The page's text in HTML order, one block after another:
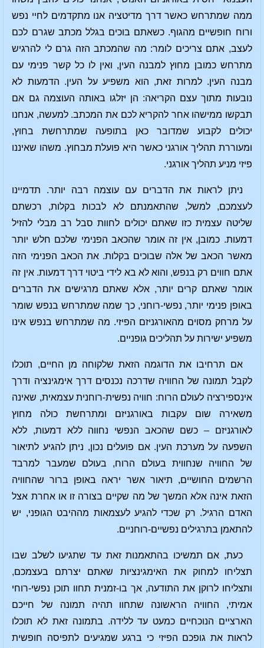
ממה שמתרחש כאשר דרך מדיטציה אנו מתקדמים לחיי נפש
ורוח חופשיים מהגוף. כשאתם בוכים בגלל מכתב שגרם לכם
לעצב, אתם צריכים לומר: מה שהמכתב הזה גרם לי להרגיש
מתרחש כמובן מחוץ למבנה העין, ואין לו כל קשר פנימי עם
מבנה העין. למרות זאת, הוא משפיע על העין. הדמעות לא
נובעות מתוך עצם הקריאה: הן יזלגו באותה העוצמה גם אם
תבקשו ממישהו אחר להקריא לכם את המכתב. למעשה, אנחנו
יכולים לקבוע שמדובר כאן בתופעה שמתרחשת בחוץ,
ומעוררת תהליך אורגני כאשר היא פועלת מבחוץ. משהו שאיננו
פיזי מניע תהליך אורגני.
ניתן לראות את הדברים עם עוצמה רבה יותר. תדמיינו
לעצמכם, למשל, שהתאמנתם לא לבכות בקלות, רכשתם
שליטה עצמית כזו שאתם יכולים לחוות סבל רב מבלי להזיל
דמעות. כמובן, אין זה אומר שהכאב הפנימי שלכם חלש יותר
מאשר הכאב של אלה שבוכים בקלות. את הכאב הפנימי הזה
אתם חווים רק בנפש, והוא לא בא לידי ביטוי דרך דמעות. אין זה
אומר שאתם קרים יותר, אלא שאתם מרגישים את הדברים
באופן פנימי יותר, נפשי-רוחני, כך שמה שמתרחש בנפש שומר
על מרחק מסוים מהאורגניזם הפיזי. מה שמתרחש בנפש אינו
משפיע ישירות על תהליכים גופניים.
אם תרחיבו את הדוגמה הזאת שלקוחה מן החיים, תוכלו
לקבל תמונה של החוויה שדרכה נכנסים דרך אימגינציה ודרך
אינספירציה לעולם הרוח: חוויה נפשית-רוחנית עצמאית, שאינה
משאירה שום עקבות באורגניזם ומתרחשת כולה מחוץ
לאורגניזם – כשם שהכאב הנפשי נחווה ללא דמעות, ללא
השפעה על מערכת העין. אם פועלים נכון, ניתן להגיע לתיאור
של החוויה שנחווית בעולם הרוח, בעולם שמעבר למרבד
הרשמים החושיים, תיאור אשר יראה באופן ברור שהחוויה
הזאת אינה אלא המשך של מה שקיים בצורה זו או אחרת אצל
האדם הרגיל. רק שכדי להגיע לעצמאות מההיבט הגופני, יש
להתאמן בתרגילים נפשיים-רוחניים.
כעת, אם תמשיכו בהתאמנות זאת עד שתגיעו לשלב שבו
תצליחו למחוק את האימגינציות שאתם יצרתם בעצמכם,
ותצליחו לרוקן את התודעה, אך בו-זמנית תחוו תוכן נפשי-רוחי
אמיתי, החוויה הראשונה שתחוו תהיה תמונה של חייכם
הארציים הנוכחיים כמעט עד ללידה. בתמונה זאת לא תוכלו
לראות את גופכם הפיזי כי ברגע שמגיעים לתפיסה חופשית